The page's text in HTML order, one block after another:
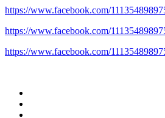
https://www.facebook.com/
https://www.facebook.com/
https://www.facebook.com/